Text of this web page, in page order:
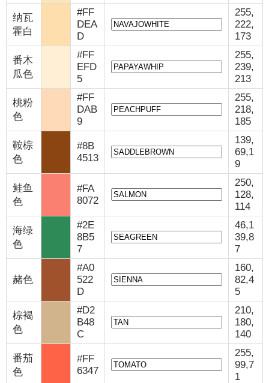
纳瓦
霍白
#FF
DEA
D
255,
222,
173
番木
瓜色
#FF
EFD
5
255,
239,
213
桃粉
色
#FF
DAB
9
255,
218,
185
鞍棕
色
#8B
4513
139,
69,1
9
鲑鱼
色
#FA
8072
250,
128,
114
海绿
色
#2E
8B5
7
46,1
39,8
7
赭色
#A0
522
D
160,
82,4
5
棕褐
色
#D2
B48
C
210,
180,
140
番茄
色
#FF
6347
255,
99,7
1